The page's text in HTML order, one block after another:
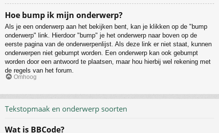
Hoe bump ik mijn onderwerp?
Als je een onderwerp aan het bekijken bent, kan je klikken op de "bump
onderwerp" link. Hierdoor "bump" je het onderwerp naar boven op de
eerste pagina van de onderwerpenlijst. Als deze link er niet staat, kunnen
onderwerpen niet gebumpt worden. Een onderwerp kan ook gebumpt
worden door een antwoord te plaatsen, maar hou hierbij wel rekening met
de regels van het forum.
Omhoog
Tekstopmaak en onderwerp soorten
Wat is BBCode?